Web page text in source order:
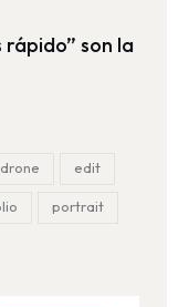
rápido” son la
drone edit
portrait